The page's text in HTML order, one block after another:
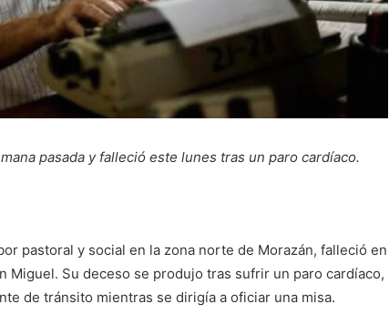
pasada y falleció este lunes tras un paro cardíaco.
pastoral y social en la zona norte de Morazán, falleció en
Miguel. Su deceso se produjo tras sufrir un paro cardíaco,
de tránsito mientras se dirigía a oficiar una misa.